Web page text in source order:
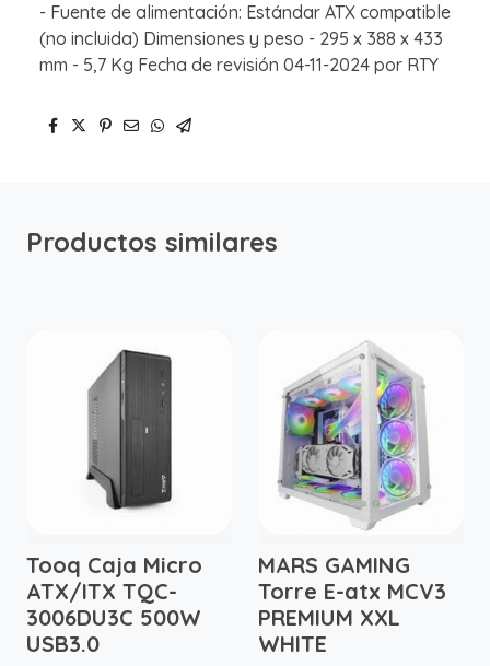
- Fuente de alimentación: Estándar ATX compatible
(no incluida) Dimensiones y peso - 295 x 388 x 433
mm - 5,7 Kg Fecha de revisión 04-11-2024 por RTY
Productos similares
Tooq Caja Micro
ATX/ITX TQC-
3006DU3C 500W
USB3.0
MARS GAMING
Torre E-atx MCV3
PREMIUM XXL
WHITE